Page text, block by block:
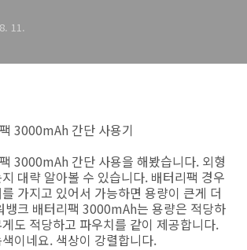
11.
3000mAh 간단 사용기
3000mAh 간단 사용을 해봤습니다. 외형
대략 알아볼 수 있습니다. 배터리팩 경우
가지고 있어서 가능하면 용량이 큰게 더
뱅크 배터리팩 3000mAh는 용량은 적당하
도 적당하고 파우치를 같이 제공합니다.
이네요. 색상이 강렬합니다.